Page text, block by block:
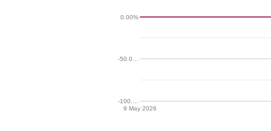
9 May 2026
-100.…
-50.0…
0.00%